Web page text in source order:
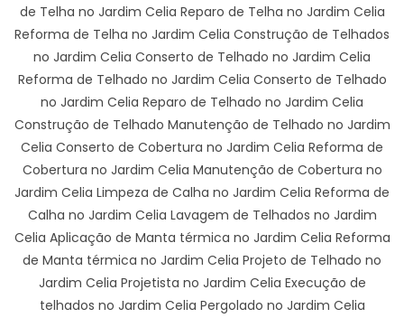
de Telha no Jardim Celia Reparo de Telha no Jardim Celia
Reforma de Telha no Jardim Celia Construção de Telhados
no Jardim Celia Conserto de Telhado no Jardim Celia
Reforma de Telhado no Jardim Celia Conserto de Telhado
no Jardim Celia Reparo de Telhado no Jardim Celia
Construção de Telhado Manutenção de Telhado no Jardim
Celia Conserto de Cobertura no Jardim Celia Reforma de
Cobertura no Jardim Celia Manutenção de Cobertura no
Jardim Celia Limpeza de Calha no Jardim Celia Reforma de
Calha no Jardim Celia Lavagem de Telhados no Jardim
Celia Aplicação de Manta térmica no Jardim Celia Reforma
de Manta térmica no Jardim Celia Projeto de Telhado no
Jardim Celia Projetista no Jardim Celia Execução de
telhados no Jardim Celia Pergolado no Jardim Celia